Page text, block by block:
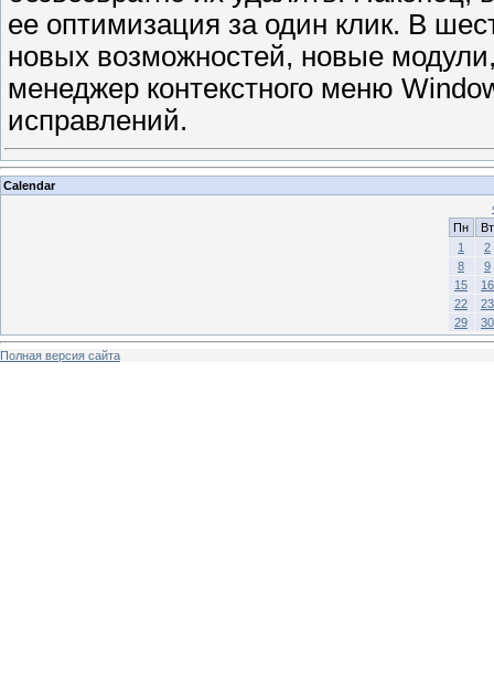
ее оптимизация за один клик. В
новых возможностей, новые
менеджер контекстного меню
исправлений.
Calendar
Пн
Вт
1
2
8
9
15
16
22
23
29
30
Полная версия сайта